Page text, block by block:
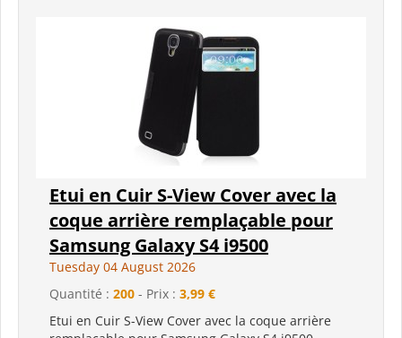
Etui en Cuir S-View Cover avec la
coque arrière remplaçable pour
Samsung Galaxy S4 i9500
Tuesday 04 August 2026
Quantité : 200 - Prix : 3,99 €
Etui en Cuir S-View Cover avec la coque arrière